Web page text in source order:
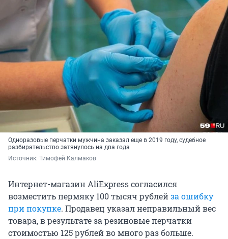
Одноразовые перчатки мужчина заказал еще в 2019 году, судебное
разбирательство затянулось на два года
Источник: Тимофей Калмаков
Интернет-магазин AliExpress согласился
возместить пермяку 100 тысяч рублейза ошибку
при покупке. Продавец указал неправильный вес
товара, в результате за резиновые перчатки
стоимостью 125 рублей во много раз больше.